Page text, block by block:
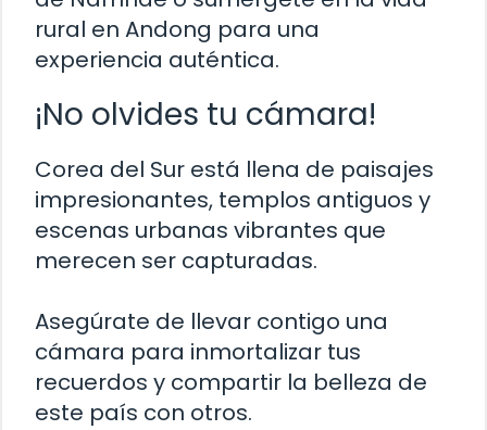
rural en Andong para una
experiencia auténtica.
¡No olvides tu cámara!
Corea del Sur está llena de paisajes
impresionantes, templos antiguos y
escenas urbanas vibrantes que
merecen ser capturadas.
Asegúrate de llevar contigo una
cámara para inmortalizar tus
recuerdos y compartir la belleza de
este país con otros.